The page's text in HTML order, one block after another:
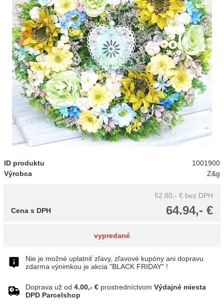
ID produktu
1001900
Výrobca
Z&g
52.80,- € bez DPH
64.94,- €
Cena s DPH
vypredané
Nie je možné uplatniť zľavy, zľavové kupóny ani dopravu
zdarma výnimkou je akcia "BLACK FRIDAY" !
Doprava už od 4.00,- € prostredníctvom Výdajné miesta
DPD Parcelshop